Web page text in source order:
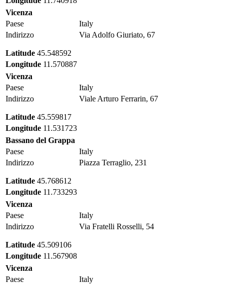
Vicenza
Paese
Italy
Indirizzo
Via Adolfo Giuriato, 67
Latitude 45.548592
Longitude 11.570887
Vicenza
Paese
Italy
Indirizzo
Viale Arturo Ferrarin, 67
Latitude 45.559817
Longitude 11.531723
Bassano del Grappa
Paese
Italy
Indirizzo
Piazza Terraglio, 231
Latitude 45.768612
Longitude 11.733293
Vicenza
Paese
Italy
Indirizzo
Via Fratelli Rosselli, 54
Latitude 45.509106
Longitude 11.567908
Vicenza
Paese
Italy